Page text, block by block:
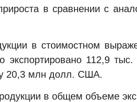
в сравнении с
в стоимостном
экспортировано 112,9
20,3 млн долл. США.
в общем объеме